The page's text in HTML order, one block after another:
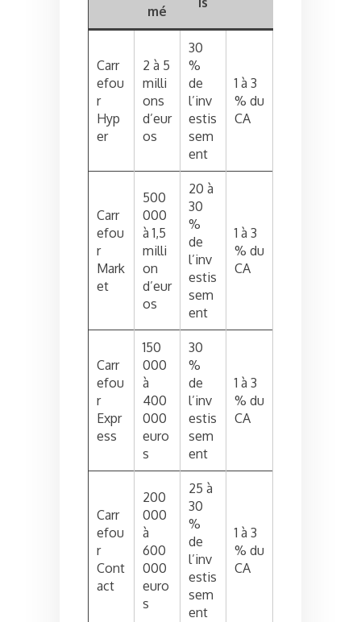
mé
Carr
efou
r
Hyp
er
2 à 5
milli
ons
d’eur
os
30
%
de
l’inv
estis
sem
ent
1 à 3
% du
CA
Carr
efou
r
Mark
et
500
000
à 1,5
milli
on
d’eur
os
20 à
30
%
de
l’inv
estis
sem
ent
1 à 3
% du
CA
Carr
efou
r
Expr
ess
150
000
à
400
000
euro
s
30
%
de
l’inv
estis
sem
ent
1 à 3
% du
CA
Carr
efou
r
Cont
act
200
000
à
600
000
euro
s
25 à
30
%
de
l’inv
estis
sem
ent
1 à 3
% du
CA